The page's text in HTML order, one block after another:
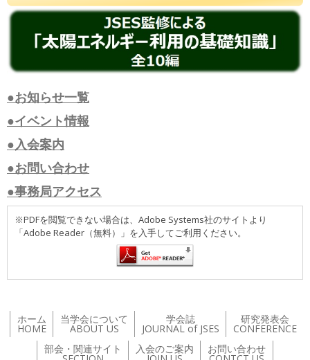
●お知らせ一覧
●イベント情報
●入会案内
●お問い合わせ
●事務局アクセス
※PDFを閲覧できない場合は、Adobe Systems社のサイトより
「Adobe Reader（無料）」を入手してご利用ください。
ホーム
HOME
当学会について
ABOUT US
学会誌
JOURNAL of JSES
研究発表会
CONFERENCE
部会・関連サイト
入会のご案内 お問い合わせ